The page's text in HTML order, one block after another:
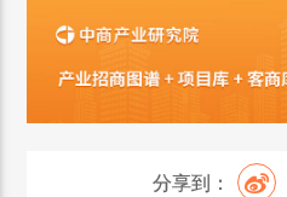
分享到：